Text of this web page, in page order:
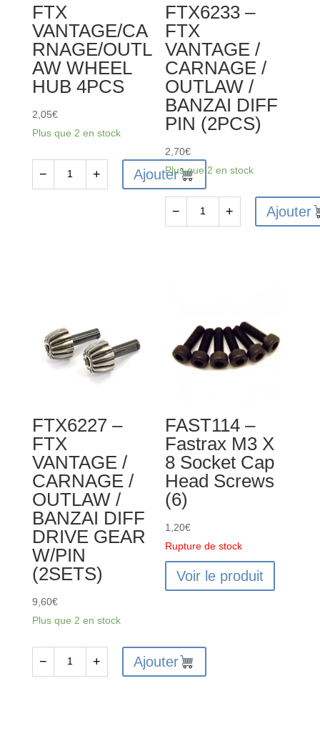
FTX
VANTAGE/CA
RNAGE/OUTL
AW WHEEL
HUB 4PCS
2,05€
Plus que 2 en stock
− + Ajouter
FTX6233 –
FTX
VANTAGE /
CARNAGE /
OUTLAW /
BANZAI DIFF
PIN (2PCS)
2,70€
Plus que 2 en stock
CARNAGE
BANZAI
DIFF
PIN
(2PCS)
− + Ajouter
FTX6227 –
FTX
VANTAGE /
CARNAGE /
OUTLAW /
BANZAI DIFF
DRIVE GEAR
W/PIN
(2SETS)
9,60€
Plus que 2 en stock
− + Ajouter
FAST114 –
Fastrax M3 X
8 Socket Cap
Head Screws
(6)
1,20€
Rupture de stock
Voir le produit